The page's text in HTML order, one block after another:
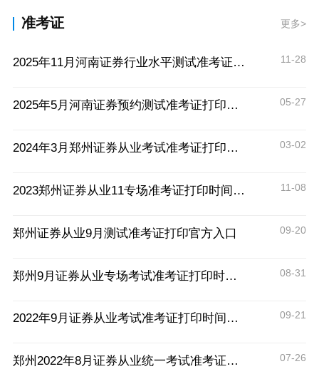
准考证 更多>
2025年11月河南证券行业水平测试准考证打印入口11月26日开通 11-28
2025年5月河南证券预约测试准考证打印入口26日15时开通 05-27
2024年3月郑州证券从业考试准考证打印时间 03-02
2023郑州证券从业11专场准考证打印时间：11月22日15:00 11-08
郑州证券从业9月测试准考证打印官方入口 09-20
郑州9月证券从业专场考试准考证打印时间及流程 08-31
2022年9月证券从业考试准考证打印时间及流程 09-21
郑州2022年8月证券从业统一考试准考证打印时间 07-26